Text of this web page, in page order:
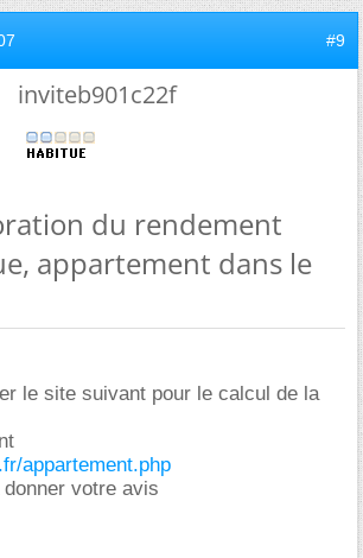
#9
inviteb901c22f
du rendement
appartement dans le
le site suivant pour le calcul de la
appartement.php
votre avis